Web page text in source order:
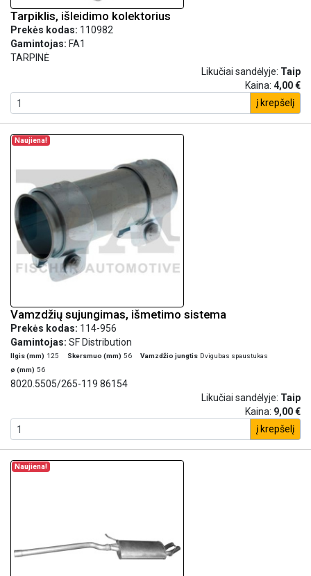
Tarpiklis, išleidimo kolektorius
Prekės kodas: 110982
Gamintojas: FA1
TARPINĖ
Likučiai sandėlyje: Taip
Kaina: 4,00 €
į krepšelį
Naujiena!
Vamzdžių sujungimas, išmetimo sistema
Prekės kodas: 114-956
Gamintojas: SF Distribution
Ilgis (mm) 125 Skersmuo (mm) 56 Vamzdžio jungtis Dvigubas spaustukas
ø (mm) 56
8020.5505/265-119 86154
Likučiai sandėlyje: Taip
Kaina: 9,00 €
į krepšelį
Naujiena!